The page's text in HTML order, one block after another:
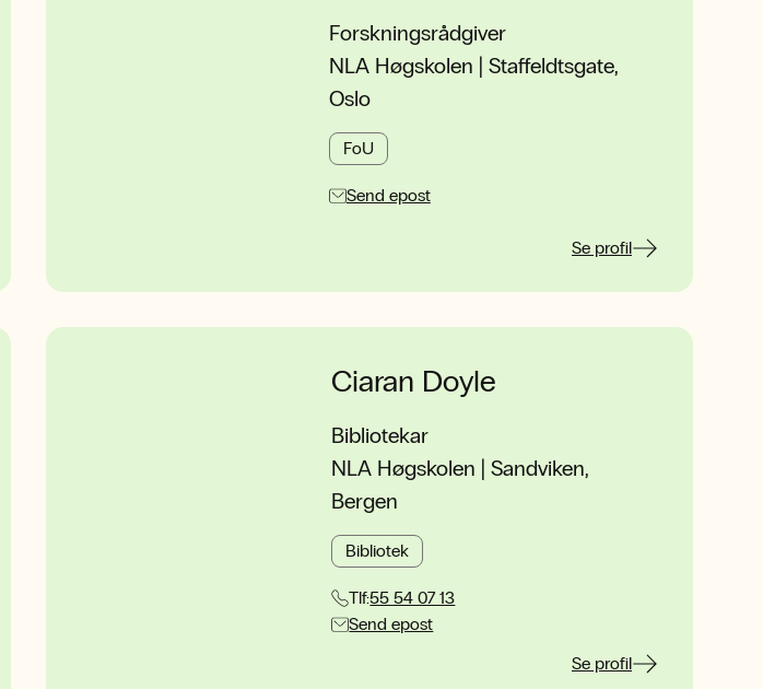
Forskningsrådgiver
NLA Høgskolen | Staffeldtsgate,
Oslo
FoU
Send epost
Se profil
Ciaran Doyle
Bibliotekar
NLA Høgskolen | Sandviken,
Bergen
Bibliotek
Tlf:55 54 07 13
Send epost
Se profil